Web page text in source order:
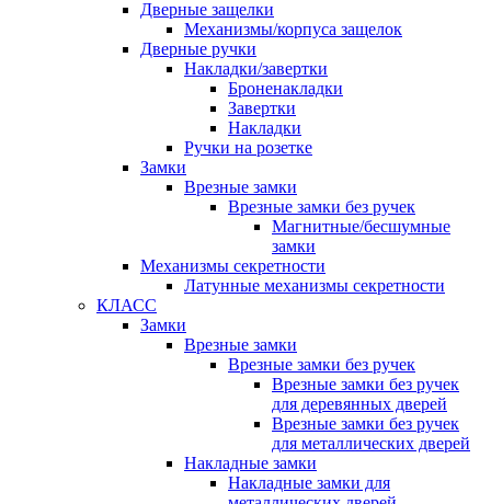
Дверные защелки
Механизмы/корпуса защелок
Дверные ручки
Накладки/завертки
Броненакладки
Завертки
Накладки
Ручки на розетке
Замки
Врезные замки
Врезные замки без ручек
Магнитные/бесшумные
замки
Механизмы секретности
Латунные механизмы секретности
КЛАСС
Замки
Врезные замки
Врезные замки без ручек
Врезные замки без ручек
для деревянных дверей
Врезные замки без ручек
для металлических дверей
Накладные замки
Накладные замки для